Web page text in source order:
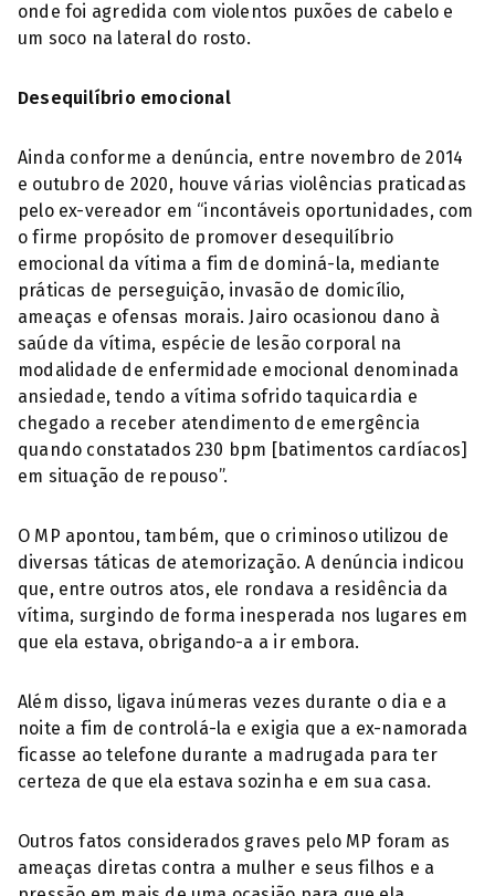
onde foi agredida com violentos puxões de cabelo e
um soco na lateral do rosto.
Desequilíbrio emocional
Ainda conforme a denúncia, entre novembro de 2014
e outubro de 2020, houve várias violências praticadas
pelo ex-vereador em “incontáveis oportunidades, com
o firme propósito de promover desequilíbrio
emocional da vítima a fim de dominá-la, mediante
práticas de perseguição, invasão de domicílio,
ameaças e ofensas morais. Jairo ocasionou dano à
saúde da vítima, espécie de lesão corporal na
modalidade de enfermidade emocional denominada
ansiedade, tendo a vítima sofrido taquicardia e
chegado a receber atendimento de emergência
quando constatados 230 bpm [batimentos cardíacos]
em situação de repouso”.
O MP apontou, também, que o criminoso utilizou de
diversas táticas de atemorização. A denúncia indicou
que, entre outros atos, ele rondava a residência da
vítima, surgindo de forma inesperada nos lugares em
que ela estava, obrigando-a a ir embora.
Além disso, ligava inúmeras vezes durante o dia e a
noite a fim de controlá-la e exigia que a ex-namorada
ficasse ao telefone durante a madrugada para ter
certeza de que ela estava sozinha e em sua casa.
Outros fatos considerados graves pelo MP foram as
ameaças diretas contra a mulher e seus filhos e a